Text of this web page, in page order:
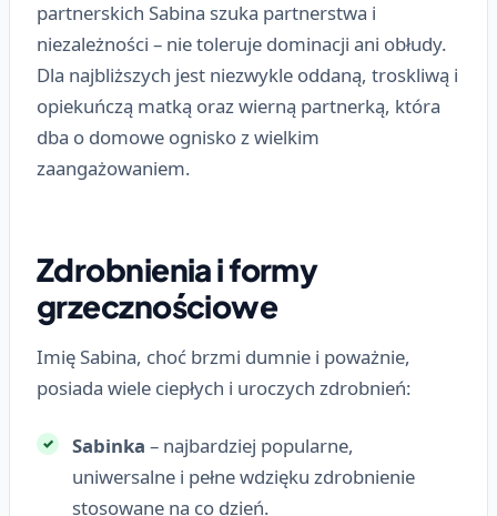
partnerskich Sabina szuka partnerstwa i
niezależności – nie toleruje dominacji ani obłudy.
Dla najbliższych jest niezwykle oddaną, troskliwą i
opiekuńczą matką oraz wierną partnerką, która
dba o domowe ognisko z wielkim
zaangażowaniem.
Zdrobnienia i formy
grzecznościowe
Imię Sabina, choć brzmi dumnie i poważnie,
posiada wiele ciepłych i uroczych zdrobnień:
Sabinka – najbardziej popularne,
uniwersalne i pełne wdzięku zdrobnienie
stosowane na co dzień.